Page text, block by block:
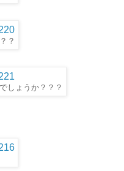
？
しょうか？？？